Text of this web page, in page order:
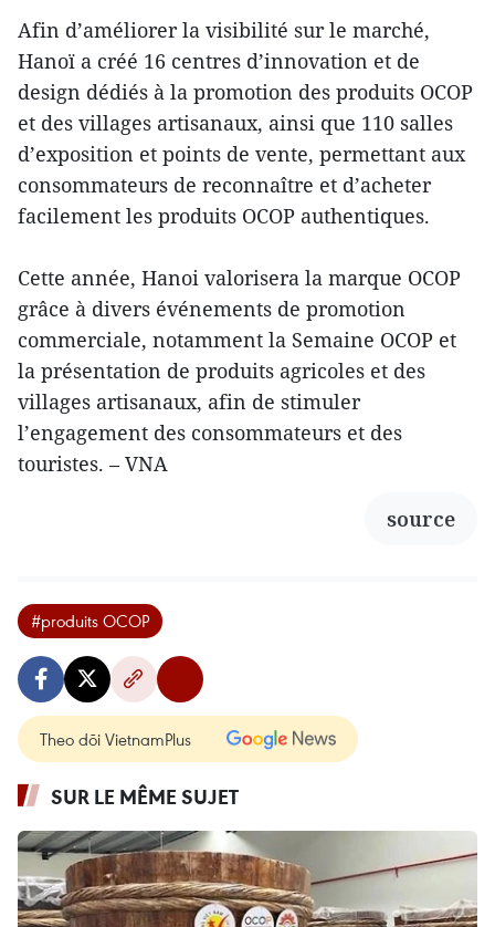
Afin d’améliorer la visibilité sur le marché,
Hanoï a créé 16 centres d’innovation et de
design dédiés à la promotion des produits OCOP
et des villages artisanaux, ainsi que 110 salles
d’exposition et points de vente, permettant aux
consommateurs de reconnaître et d’acheter
facilement les produits OCOP authentiques.
Cette année, Hanoi valorisera la marque OCOP
grâce à divers événements de promotion
commerciale, notamment la Semaine OCOP et
la présentation de produits agricoles et des
villages artisanaux, afin de stimuler
l’engagement des consommateurs et des
touristes. – VNA
source
#produits OCOP
Theo dõi VietnamPlus
SUR LE MÊME SUJET